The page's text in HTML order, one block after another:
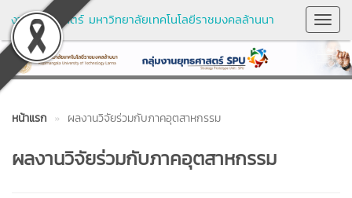
งานยุทธศาสตร์ มหาวิทยาลัยเทคโนโลยีราชมงคลล้านนา
หน้าแรก ผลงานวิจัยร่วมกับภาคอุตสาหกรรม
ผลงานวิจัยร่วมกับภาคอุตสาหกรรม